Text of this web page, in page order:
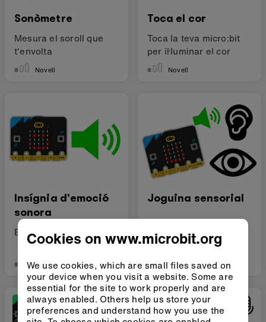
Sonòmetre
Mesura el soroll que
t'envolta
Novell
Toca el cor
Toca la teva micro:bit
per il·luminar el cor
Novell
Insígnia d'emoció
sonora
Expressa't amb el so
Novell
Joguina sensorial
Fes una joguina
multisensorial
Novell
Cookies on www.microbit.org
We use cookies, which are small files saved on
your device when you visit a website. Some are
essential for the site to work properly and are
always enabled. Others help us store your
preferences and understand how you use the